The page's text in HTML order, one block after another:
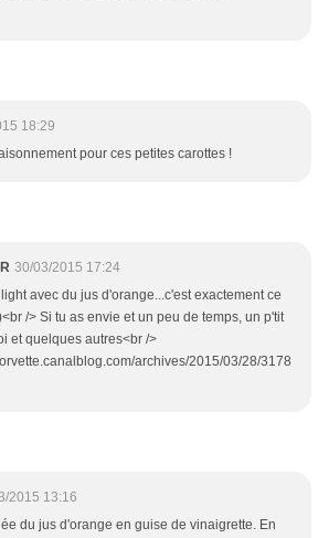
18:29
pour ces petites carottes !
30/03/2015 17:24
avec du jus d'orange...c'est exactement ce
/> Si tu as envie et un peu de temps, un p'tit
et quelques autres<br />
archives/2015/03/28/3178
2015 13:16
du jus d'orange en guise de vinaigrette. En